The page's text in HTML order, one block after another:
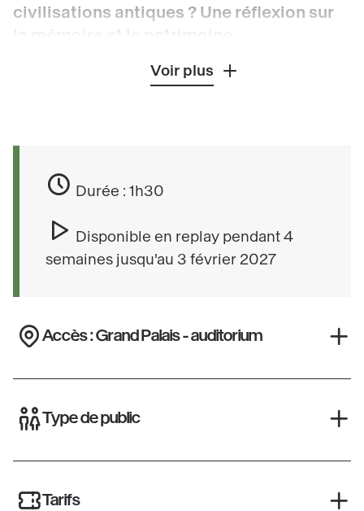
civilisations antiques ? Une réflexion sur
Dans l’Antiquité, les tribus arabes ne sont
de revendiquer l’héritage des sociétés antiques
national. Il en est ainsi de l’Égypte d’aujourd’hui
avec la Mésopotamie ancienne, de la Tunisie
avec Carthage, et même de l’Arabie saoudite
Voir plus
Durée : 1h30
Disponible en replay pendant 4
semaines jusqu'au 3 février 2027
Accès : Grand Palais - auditorium
Type de public
Tarifs